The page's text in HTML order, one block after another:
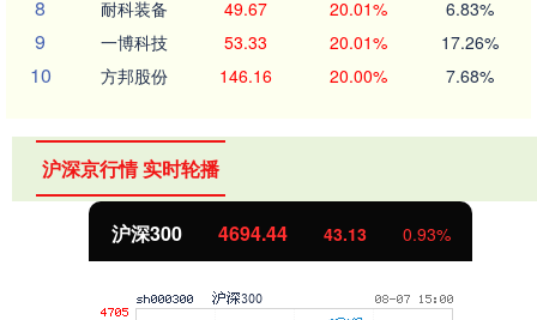
8 耐科装备 49.67 20.01% 6.83%
9 一博科技 53.33 20.01% 17.26%
10 方邦股份 146.16 20.00% 7.68%
沪深京行情 实时轮播
沪深300 4694.44 43.13 0.93%